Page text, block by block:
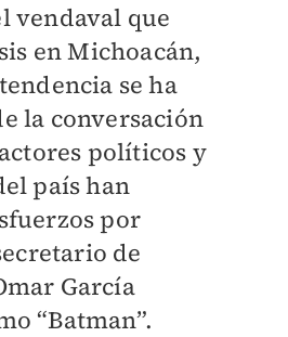
vendaval que
en Michoacán,
se ha
la conversación
políticos y
país han
por
de
García
“Batman”.